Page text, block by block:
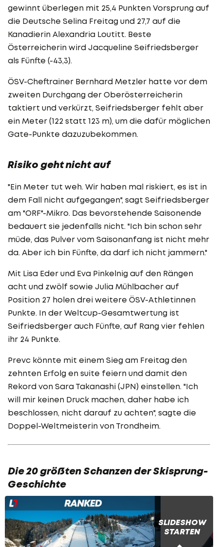
gewinnt überlegen mit 25,4 Punkten Vorsprung auf
die Deutsche Selina Freitag und 27,7 auf die
Kanadierin Alexandria Loutitt. Beste
Österreicherin wird Jacqueline Seifriedsberger
als Fünfte (-43,3).
ÖSV-Cheftrainer Bernhard Metzler hatte vor dem
zweiten Durchgang der Oberösterreicherin
taktiert und verkürzt, Seifriedsberger fehlt aber
ein Meter (122 statt 123 m), um die dafür möglichen
Gate-Punkte dazuzubekommen.
Risiko geht nicht auf
"Ein Meter tut weh. Wir haben mal riskiert, es ist in
dem Fall nicht aufgegangen", sagt Seifriedsberger
am "ORF"-Mikro. Das bevorstehende Saisonende
bedauert sie jedenfalls nicht. "Ich bin schon sehr
müde, das Pulver vom Saisonanfang ist nicht mehr
da. Aber ich bin Fünfte, da darf ich nicht jammern."
Mit Lisa Eder und Eva Pinkelnig auf den Rängen
acht und zwölf sowie Julia Mühlbacher auf
Position 27 holen drei weitere ÖSV-Athletinnen
Punkte. In der Weltcup-Gesamtwertung ist
Seifriedsberger auch Fünfte, auf Rang vier fehlen
ihr 24 Punkte.
Prevc könnte mit einem Sieg am Freitag den
zehnten Erfolg en suite feiern und damit den
Rekord von Sara Takanashi (JPN) einstellen. "Ich
will mir keinen Druck machen, daher habe ich
beschlossen, nicht darauf zu achten", sagte die
Doppel-Weltmeisterin von Trondheim.
Die 20 größten Schanzen der Skisprung-
Geschichte
SLIDESHOW
STARTEN